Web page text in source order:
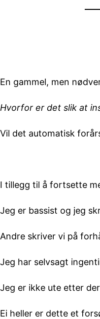
En gammel, men
Hvorfor er det slik at
Vil det automatisk
I tillegg til å fortsette
Jeg er bassist og jeg
Andre skriver vi på
Jeg har selvsagt
Jeg er ikke ute etter
Ei heller er dette et